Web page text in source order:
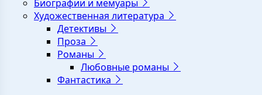
Биографии и мемуары
Художественная литература
Детективы
Проза
Романы
Любовные романы
Фантастика